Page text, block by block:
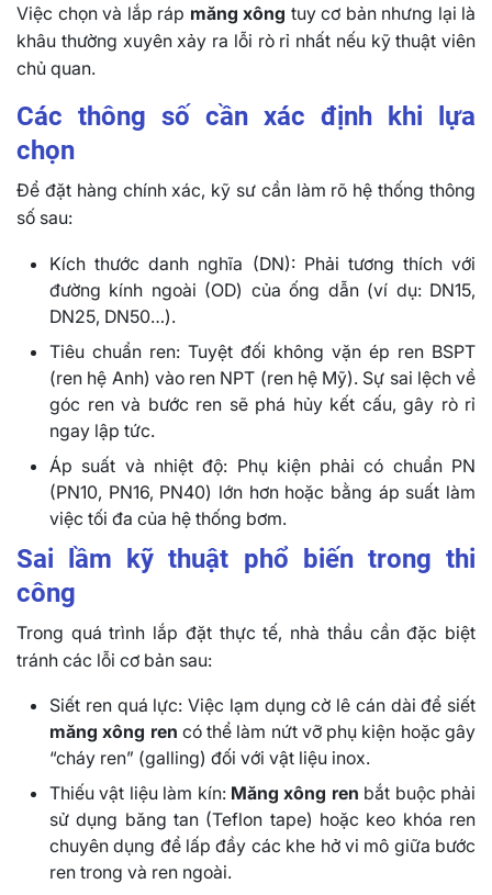
Việc chọn và lắp ráp măng xông tuy cơ bản nhưng lại là
khâu thường xuyên xảy ra lỗi rò rỉ nhất nếu kỹ thuật viên
chủ quan.
Các thông số cần xác định khi lựa
chọn
Để đặt hàng chính xác, kỹ sư cần làm rõ hệ thống thông
số sau:
Kích thước danh nghĩa (DN): Phải tương thích với
đường kính ngoài (OD) của ống dẫn (ví dụ: DN15,
DN25, DN50…).
Tiêu chuẩn ren: Tuyệt đối không vặn ép ren BSPT
(ren hệ Anh) vào ren NPT (ren hệ Mỹ). Sự sai lệch về
góc ren và bước ren sẽ phá hủy kết cấu, gây rò rỉ
ngay lập tức.
Áp suất và nhiệt độ: Phụ kiện phải có chuẩn PN
(PN10, PN16, PN40) lớn hơn hoặc bằng áp suất làm
việc tối đa của hệ thống bơm.
Sai lầm kỹ thuật phổ biến trong thi
công
Trong quá trình lắp đặt thực tế, nhà thầu cần đặc biệt
tránh các lỗi cơ bản sau:
Siết ren quá lực: Việc lạm dụng cờ lê cán dài để siết
măng xông ren có thể làm nứt vỡ phụ kiện hoặc gây
“cháy ren” (galling) đối với vật liệu inox.
Thiếu vật liệu làm kín: Măng xông ren bắt buộc phải
sử dụng băng tan (Teflon tape) hoặc keo khóa ren
chuyên dụng để lấp đầy các khe hở vi mô giữa bước
ren trong và ren ngoài.